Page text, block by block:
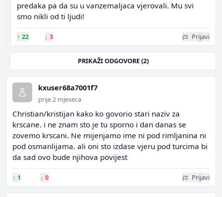
predaka pa da su u vanzemaljaca vjerovali. Mu svi
smo nikli od ti ljudi!
↑ 22 ↓ 3 Prijavi
PRIKAŽI ODGOVORE (2)
kxuser68a7001f7
prije 2 mjeseca
Christian/kristijan kako ko govorio stari naziv za
krscane. i ne znam sto je tu sporno i dan danas se
zovemo krscani. Ne mijenjamo ime ni pod rimljanina ni
pod osmanlijama. ali oni sto izdase vjeru pod turcima bi
da sad ovo bude njihova povijest
↑ 1 ↓ 0 Prijavi